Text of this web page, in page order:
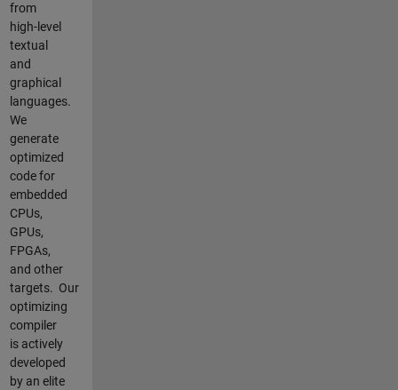
from
high-level
textual
and
graphical
languages.
We
generate
optimized
code for
embedded
CPUs,
GPUs,
FPGAs,
and other
targets. Our
optimizing
compiler
is actively
developed
by an elite